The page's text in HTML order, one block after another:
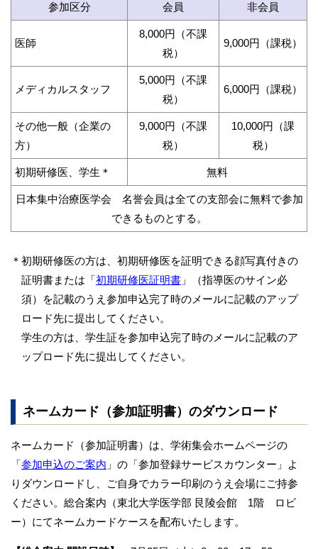
参加区分 会員 非会員
医師
8,000円（不課
税）
9,000円（課税）
メディカルスタッフ
5,000円（不課
税）
6,000円（課税）
その他一般（企業の
方）
9,000円（不課
税）
10,000円（課
税）
初期研修医、学生＊ 無料
日本集中治療医学会 名誉会員は全ての支部会に無料で参加
できるものとする。
＊初期研修医の方は、初期研修医を証明できる顔写真付きの
証明書または「 初期研修医証明書 」（指導医のサイン必
須）を記載のうえ参加申込完了時のメールに記載のアップ
ロード先に提出してください。
学生の方は、学生証を参加申込完了時のメールに記載のア
ップロード先に提出してください。
ネームカード（参加証明書）のダウンロード
ネームカード（参加証明書）は、学術集会ホームページの
「 参加申込のご案内 」の「参加登録サービスカウンター」よ
りダウンロードし、ご自身でカラー印刷のうえ会場にご持参
ください。総合案内（東北大学医学部 艮陵会館 1階 ロビ
ー）にてネームカードケースを配布いたします。